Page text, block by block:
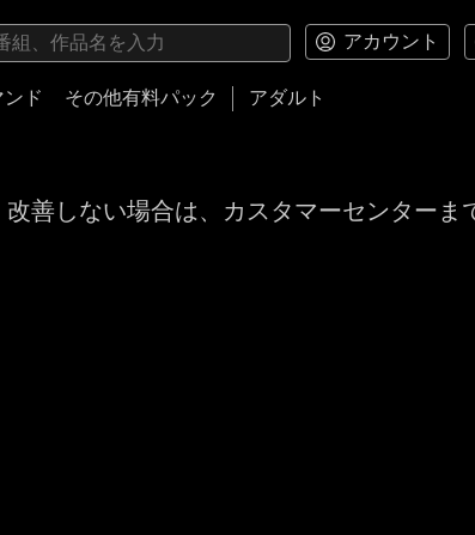
アカウント
ド その他有料パック アダルト
善しない場合は、カスタマーセンターま